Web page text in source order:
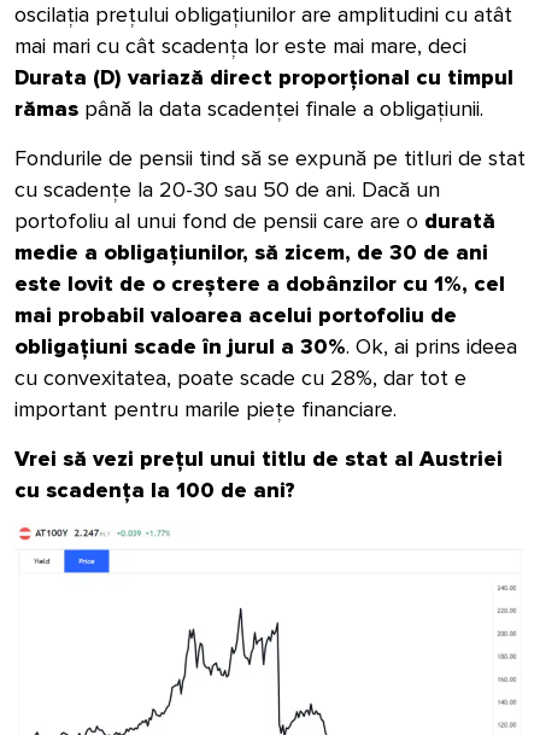
oscilația prețului obligațiunilor are amplitudini cu atât
mai mari cu cât scadența lor este mai mare, deci
Durata (D) variază direct proporțional cu timpul
rămas până la data scadenței finale a obligațiunii.
Fondurile de pensii tind să se expună pe titluri de stat
cu scadențe la 20-30 sau 50 de ani. Dacă un
portofoliu al unui fond de pensii care are o durată
medie a obligațiunilor, să zicem, de 30 de ani
este lovit de o creștere a dobânzilor cu 1%, cel
mai probabil valoarea acelui portofoliu de
obligațiuni scade în jurul a 30%. Ok, ai prins ideea
cu convexitatea, poate scade cu 28%, dar tot e
important pentru marile piețe financiare.
Vrei să vezi prețul unui titlu de stat al Austriei
cu scadența la 100 de ani?